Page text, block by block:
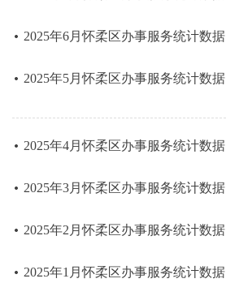
2025年6月怀柔区办事服务统计数据
2025年5月怀柔区办事服务统计数据
2025年4月怀柔区办事服务统计数据
2025年3月怀柔区办事服务统计数据
2025年2月怀柔区办事服务统计数据
2025年1月怀柔区办事服务统计数据